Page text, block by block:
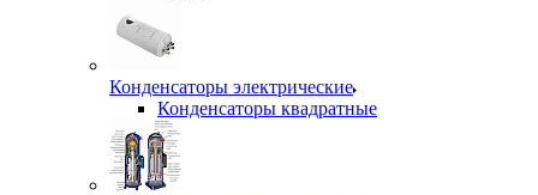
Конденсаторы электрические
Конденсаторы квадратные